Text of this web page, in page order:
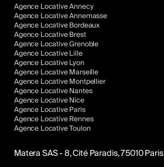
Agence Locative Annecy
Agence Locative Annemasse
Agence Locative Bordeaux
Agence Locative Brest
Agence Locative Grenoble
Agence Locative Lille
Agence Locative Lyon
Agence Locative Marseille
Agence Locative Montpellier
Agence Locative Nantes
Agence Locative Nice
Agence Locative Paris
Agence Locative Rennes
Agence Locative Toulon
Matera SAS - 8, Cité Paradis, 75010 Paris